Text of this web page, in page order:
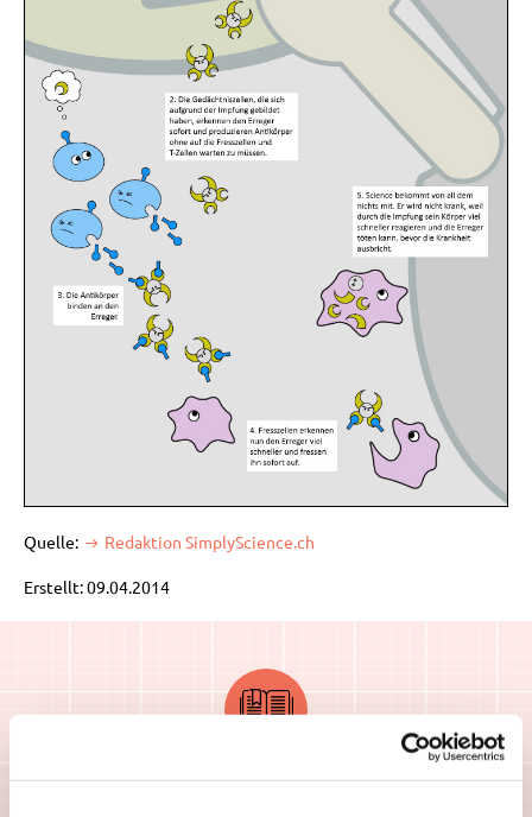
Quelle: Redaktion SimplyScience.ch
Erstellt: 09.04.2014
Ähnliche Artikel